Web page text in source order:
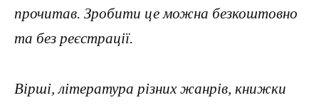
прочитав. Зробити це можна безкоштовно
та без реєстрації.
Вірші, література різних жанрів, книжки